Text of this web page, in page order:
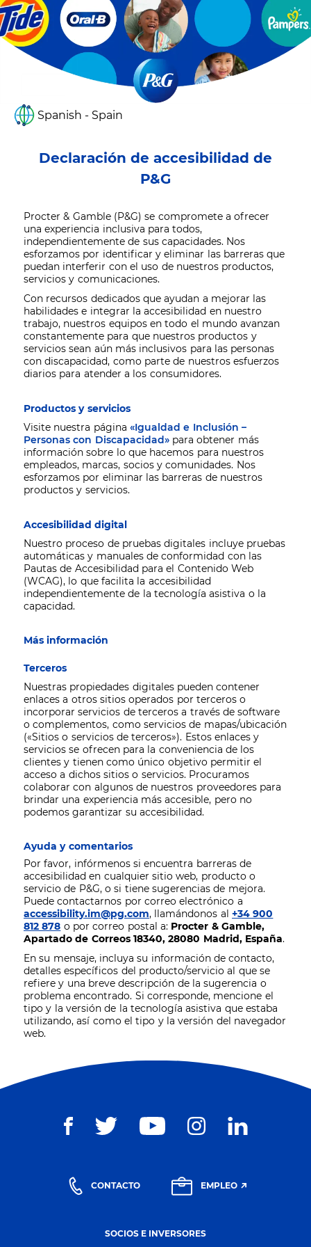
Spanish - Spain
Declaración de accesibilidad de
P&G
Procter & Gamble (P&G) se compromete a ofrecer
una experiencia inclusiva para todos,
independientemente de sus capacidades. Nos
esforzamos por identificar y eliminar las barreras que
puedan interferir con el uso de nuestros productos,
servicios y comunicaciones.
Con recursos dedicados que ayudan a mejorar las
habilidades e integrar la accesibilidad en nuestro
trabajo, nuestros equipos en todo el mundo avanzan
constantemente para que nuestros productos y
servicios sean aún más inclusivos para las personas
con discapacidad, como parte de nuestros esfuerzos
diarios para atender a los consumidores.
Productos y servicios
Visite nuestra página«Igualdad e Inclusión –
Personas con Discapacidad»para obtener más
información sobre lo que hacemos para nuestros
empleados, marcas, socios y comunidades. Nos
esforzamos por eliminar las barreras de nuestros
productos y servicios.
Accesibilidad digital
Nuestro proceso de pruebas digitales incluye pruebas
automáticas y manuales de conformidad con las
Pautas de Accesibilidad para el Contenido Web
(WCAG), lo que facilita la accesibilidad
independientemente de la tecnología asistiva o la
capacidad.
Más información
Terceros
Nuestras propiedades digitales pueden contener
enlaces a otros sitios operados por terceros o
incorporar servicios de terceros a través de software
o complementos, como servicios de mapas/ubicación
(«Sitios o servicios de terceros»). Estos enlaces y
servicios se ofrecen para la conveniencia de los
clientes y tienen como único objetivo permitir el
acceso a dichos sitios o servicios. Procuramos
colaborar con algunos de nuestros proveedores para
brindar una experiencia más accesible, pero no
podemos garantizar su accesibilidad.
Ayuda y comentarios
Por favor, infórmenos si encuentra barreras de
accesibilidad en cualquier sitio web, producto o
servicio de P&G, o si tiene sugerencias de mejora.
Puede contactarnos por correo electrónico a
accessibility.im@pg.com, llamándonos al+34 900
812 878 o por correo postal a: Procter & Gamble,
Apartado de Correos 18340, 28080 Madrid, España.
En su mensaje, incluya su información de contacto,
detalles específicos del producto/servicio al que se
refiere y una breve descripción de la sugerencia o
problema encontrado. Si corresponde, mencione el
tipo y la versión de la tecnología asistiva que estaba
utilizando, así como el tipo y la versión del navegador
web.
CONTACTO EMPLEO
SOCIOS E INVERSORES
Una oportunidad para recibir ofertas y